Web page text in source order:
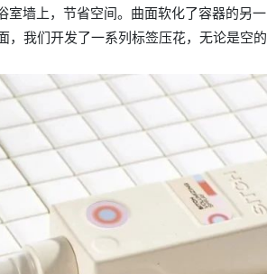
室墙上，节省空间。曲面软化了容器的另一
，我们开发了一系列标签压花，无论是空的